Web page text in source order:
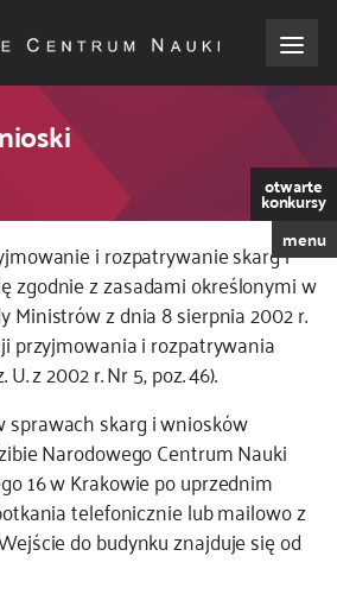
otwarte
konkursy
menu
i rozpatrywanie skarg i
zgodnie z zasadami określonymi w
Ministrów z dnia 8 sierpnia 2002 r.
przyjmowania i rozpatrywania
z 2002 r. Nr 5, poz. 46).
skarg i wniosków
Narodowego Centrum Nauki
16 w Krakowie po uprzednim
telefonicznie lub mailowo z
do budynku znajduje się od